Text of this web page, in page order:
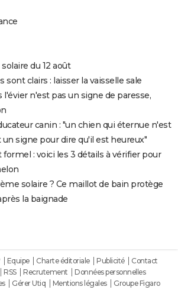
du 12 août
sont clairs : laisser la vaisselle sale
l'évier n'est pas un signe de paresse,
canin : "un chien qui éternue n'est
un signe pour dire qu'il est heureux"
formel : voici les 3 détails à vérifier pour
solaire ? Ce maillot de bain protège
la baignade
Equipe Charte éditoriale Publicité
Contact
RSS Recrutement
Données personnelles
Gérer Utiq Mentions légales
Groupe Figaro